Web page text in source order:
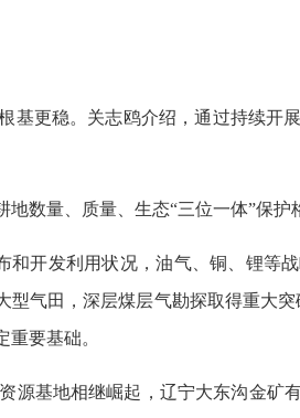
基更稳。关志鸥介绍，通过持续开
数量、质量、生态“三位一体”保护
开发利用状况，油气、铜、锂等
气田，深层煤层气勘探取得重大
要基础。
基地相继崛起，辽宁大东沟金矿